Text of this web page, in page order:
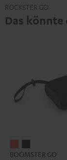
ROCKSTER GO
Das
GO GO
BOOMSTER GO